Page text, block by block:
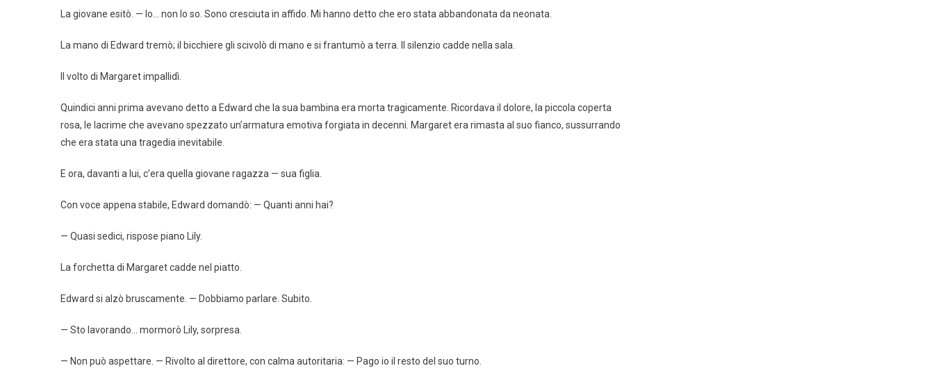
La giovane esitò. — Io… non lo so. Sono cresciuta in affido. Mi hanno detto che ero stata abbandonata da neonata.
La mano di Edward tremò; il bicchiere gli scivolò di mano e si frantumò a terra. Il silenzio cadde nella sala.
Il volto di Margaret impallidì.
Quindici anni prima avevano detto a Edward che la sua bambina era morta tragicamente. Ricordava il dolore, la piccola coperta
rosa, le lacrime che avevano spezzato un’armatura emotiva forgiata in decenni. Margaret era rimasta al suo fianco, sussurrando
che era stata una tragedia inevitabile.
E ora, davanti a lui, c’era quella giovane ragazza — sua figlia.
Con voce appena stabile, Edward domandò: — Quanti anni hai?
— Quasi sedici, rispose piano Lily.
La forchetta di Margaret cadde nel piatto.
Edward si alzò bruscamente. — Dobbiamo parlare. Subito.
— Sto lavorando… mormorò Lily, sorpresa.
— Non può aspettare. — Rivolto al direttore, con calma autoritaria: — Pago io il resto del suo turno.